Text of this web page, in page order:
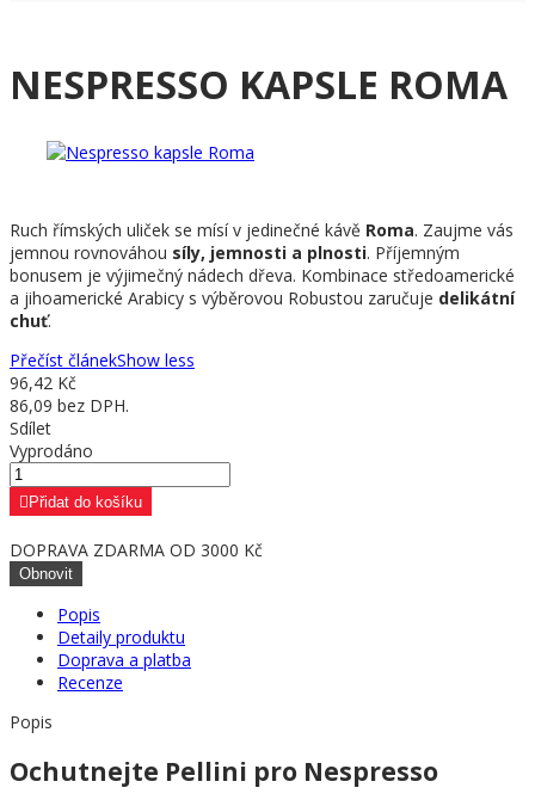
NESPRESSO KAPSLE ROMA
Ruch římských uliček se mísí v jedinečné kávě Roma. Zaujme vás
jemnou rovnováhou síly, jemnosti a plnosti. Příjemným
bonusem je výjimečný nádech dřeva. Kombinace středoamerické
a jihoamerické Arabicy s výběrovou Robustou zaručuje delikátní
chuť.
Přečíst článekShow less
96,42 Kč
86,09 bez DPH.
Sdílet
Vyprodáno
Přidat do košíku
DOPRAVA ZDARMA OD 3000 Kč
Popis
Detaily produktu
Doprava a platba
Recenze
Popis
Ochutnejte Pellini pro Nespresso